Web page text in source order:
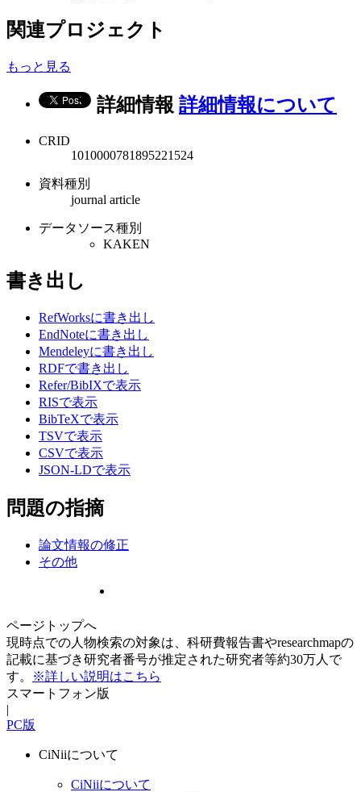
関連プロジェクト
もっと見る
詳細情報 詳細情報について
CRID
1010000781895221524
資料種別
journal article
データソース種別
KAKEN
書き出し
RefWorksに書き出し
EndNoteに書き出し
Mendeleyに書き出し
RDFで書き出し
Refer/BibIXで表示
RISで表示
BibTeXで表示
TSVで表示
CSVで表示
JSON-LDで表示
問題の指摘
論文情報の修正
その他
ページトップへ
現時点での人物検索の対象は、科研費報告書やresearchmapの
記載に基づき研究者番号が推定された研究者等約30万人で
す。
※詳しい説明はこちら
スマートフォン版
|
PC版
CiNiiについて
CiNiiについて